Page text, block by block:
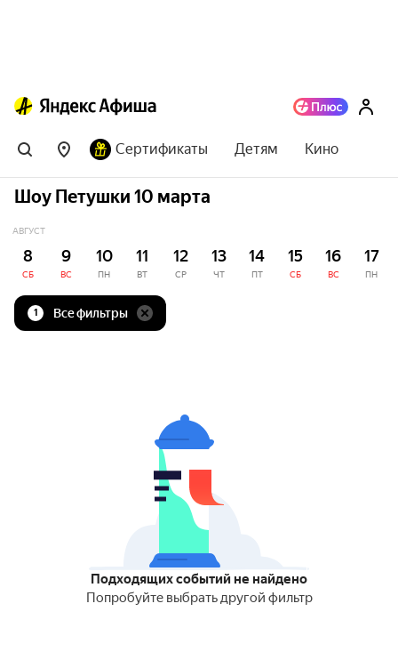
Сертификаты Детям Кино
Шоу Петушки 10 марта
АВГУСТ
8
СБ
9
ВС
10
ПН
11
ВТ
12
СР
13
ЧТ
14
ПТ
15
СБ
16
ВС
17
ПН
1 Все фильтры
Подходящих событий не найдено
Попробуйте выбрать другой фильтр